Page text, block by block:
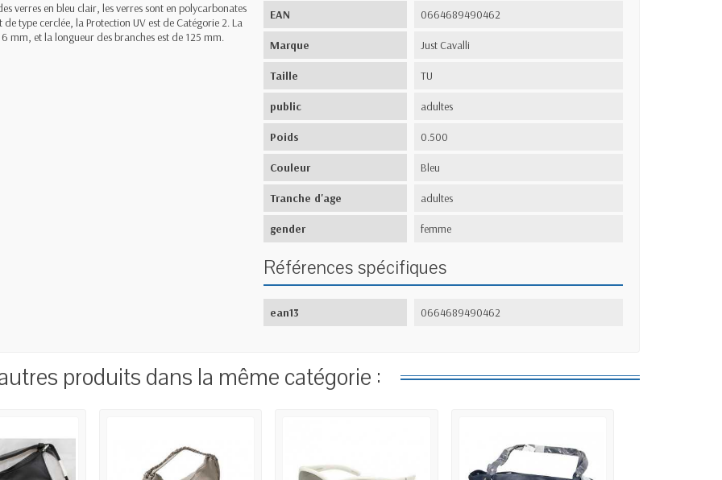
verres en bleu clair, les verres sont en polycarbonates
type cerclée, la Protection UV est de Catégorie 2. La
mm, et la longueur des branches est de 125 mm.
EAN 0664689490462
Marque Just Cavalli
Taille TU
public adultes
Poids 0.500
Couleur Bleu
Tranche d'age adultes
gender femme
Références spécifiques
ean13 0664689490462
produits dans la même catégorie :